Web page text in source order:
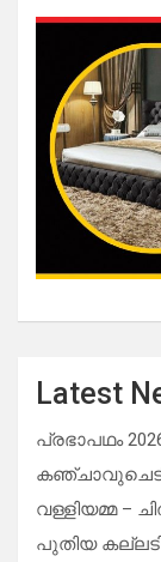
Latest
പ്രഭാപഥം
വള്ളിയമ്മ –
പുതിയ